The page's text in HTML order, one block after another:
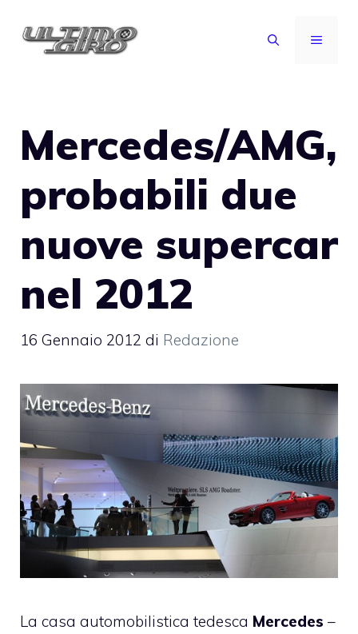
MENU
Mercedes/AMG,
probabili due
nuove supercar
nel 2012
16 Gennaio 2012 di Redazione
La casa automobilistica tedesca Mercedes –